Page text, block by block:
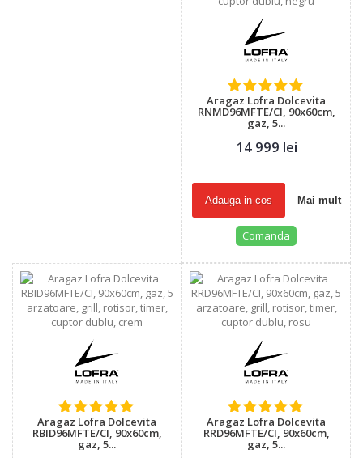
Aragaz Lofra Dolcevita
RNMD96MFTE/CI, 90x60cm,
gaz, 5...
14 999 lei
Adauga in cos Mai mult
Comanda
Aragaz Lofra Dolcevita
RBID96MFTE/CI, 90x60cm,
gaz, 5...
Aragaz Lofra Dolcevita
RRD96MFTE/CI, 90x60cm,
gaz, 5...